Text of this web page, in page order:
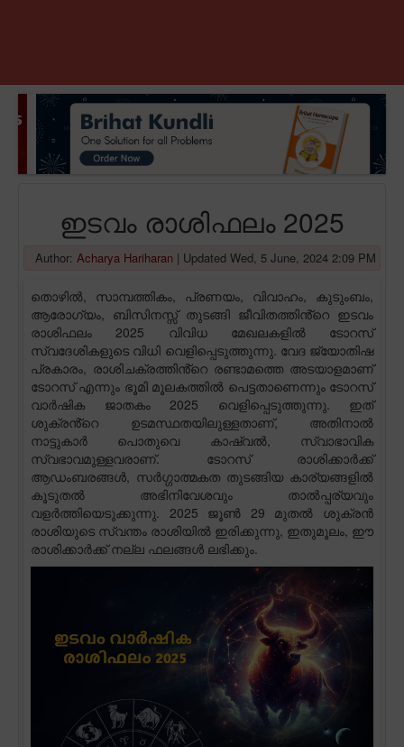
ഇടവം രാശിഫലം 2025
Author: Acharya Hariharan | Updated Wed, 5 June, 2024 2:09 PM
തൊഴിൽ, സാമ്പത്തികം, പ്രണയം, വിവാഹം, കുടുംബം,
ആരോഗ്യം, ബിസിനസ്സ് തുടങ്ങി ജീവിതത്തിൻ്റെ ഇടവം
രാശിഫലം 2025 വിവിധ മേഖലകളിൽ ടോറസ്
സ്വദേശികളുടെ വിധി വെളിപ്പെടുത്തുന്നു. വേദ ജ്യോതിഷ
പ്രകാരം, രാശിചക്രത്തിൻ്റെ രണ്ടാമത്തെ അടയാളമാണ്
ടോറസ് എന്നും ഭൂമി മൂലകത്തിൽ പെട്ടതാണെന്നും ടോറസ്
വാർഷിക ജാതകം 2025 വെളിപ്പെടുത്തുന്നു. ഇത്
ശുക്രൻ്റെ ഉടമസ്ഥതയിലുള്ളതാണ്, അതിനാൽ
നാട്ടുകാർ പൊതുവെ കാഷ്വൽ, സ്വാഭാവിക
സ്വഭാവമുള്ളവരാണ്. ടോറസ് രാശിക്കാർക്ക്
ആഡംബരങ്ങൾ, സർഗ്ഗാത്മകത തുടങ്ങിയ കാര്യങ്ങളിൽ
കൂടുതൽ അഭിനിവേശവും താൽപ്പര്യവും
വളർത്തിയെടുക്കുന്നു. 2025 ജൂൺ 29 മുതൽ ശുക്രൻ
രാശിയുടെ സ്വന്തം രാശിയിൽ ഇരിക്കുന്നു, ഇതുമൂലം, ഈ
രാശിക്കാർക്ക് നല്ല ഫലങ്ങൾ ലഭിക്കും.